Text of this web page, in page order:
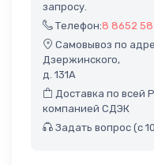
запросу.
Телефон:8 8652
Самовывоз по
Дзержинского,
д. 131А
Доставка по всей
компанией СДЭК
Задать вопрос (с